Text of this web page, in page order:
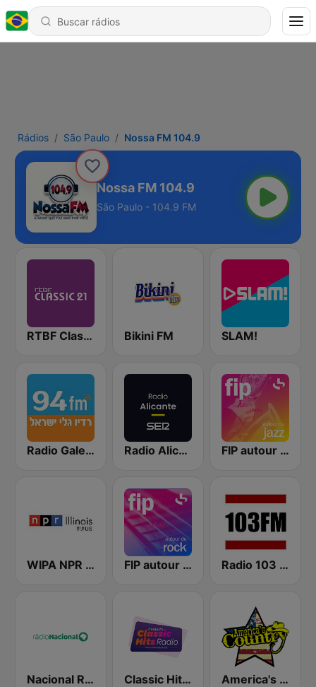
Rádios São Paulo Nossa FM 104.9
Nossa FM 104.9
São Paulo - 104.9 FM
RTBF Classic 21 Bikini FM SLAM!
Radio Galey Israel (רדיו גלי ישראל) Radio Alicante SER FIP autour du jazz
WIPA NPR 91.9 FM FIP autour du rock Radio 103 FM
Nacional Rio de Janeiro Classic Hits Radio America's Country